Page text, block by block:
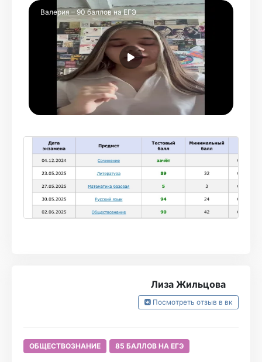
тестовых домашки и 1 письменная(в
письменных домашках обычно было по 6
заданий). Я старалась смотреть все
вебинары и выполнять все домашки, и вот
результат - 90 баллов! Онлайн-школа Турбо
даёт весь нужный материал, поэтому, если
обществознание на хороший балл,
прикладывайте как можно больше усилий
для изучения новой информации, тогда вы
сможете добиться высоких результатов!
Валерия – 90 баллов на ЕГЭ
Лиза Жильцова
Посмотреть отзыв в вк
ОБЩЕСТВОЗНАНИЕ 85 БАЛЛОВ НА ЕГЭ